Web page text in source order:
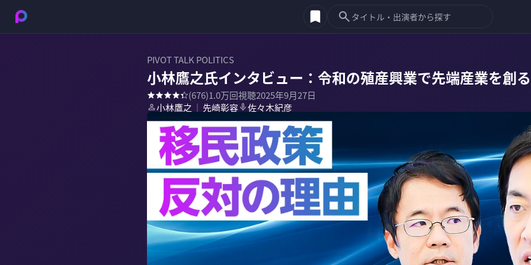
PIVOT TALK POLITICS
小林鷹之氏インタビュー：令和の殖産興業で先端産業を創る
(676)1.0万回視聴2025年9月27日
小林鷹之 ｜ 先崎彰容 佐々木紀彦